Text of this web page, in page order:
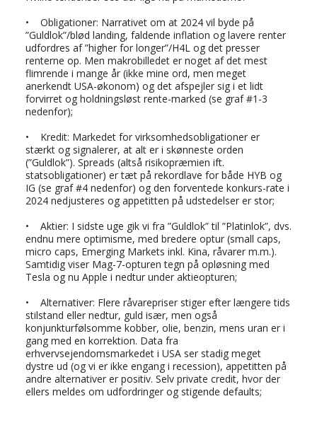
• Obligationer: Narrativet om at 2024 vil byde på
”Guldlok”/blød landing, faldende inflation og lavere renter
udfordres af ”higher for longer”/H4L og det presser
renterne op. Men makrobilledet er noget af det mest
flimrende i mange år (ikke mine ord, men meget
anerkendt USA-økonom) og det afspejler sig i et lidt
forvirret og holdningsløst rente-marked (se graf #1-3
nedenfor);
• Kredit: Markedet for virksomhedsobligationer er
stærkt og signalerer, at alt er i skønneste orden
(”Guldlok”). Spreads (altså risikopræmien ift.
statsobligationer) er tæt på rekordlave for både HYB og
IG (se graf #4 nedenfor) og den forventede konkurs-rate i
2024 nedjusteres og appetitten på udstedelser er stor;
• Aktier: I sidste uge gik vi fra ”Guldlok” til ”Platinlok”, dvs.
endnu mere optimisme, med bredere optur (small caps,
micro caps, Emerging Markets inkl. Kina, råvarer m.m.).
Samtidig viser Mag-7-opturen tegn på opløsning med
Tesla og nu Apple i nedtur under aktieopturen;
• Alternativer: Flere råvarepriser stiger efter længere tids
stilstand eller nedtur, guld især, men også
konjunkturfølsomme kobber, olie, benzin, mens uran er i
gang med en korrektion. Data fra
erhvervsejendomsmarkedet i USA ser stadig meget
dystre ud (og vi er ikke engang i recession), appetitten på
andre alternativer er positiv. Selv private credit, hvor der
ellers meldes om udfordringer og stigende defaults;